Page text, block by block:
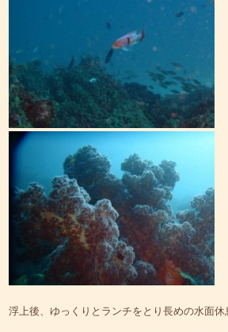
浮上後、ゆっくりとランチをとり長めの水面休